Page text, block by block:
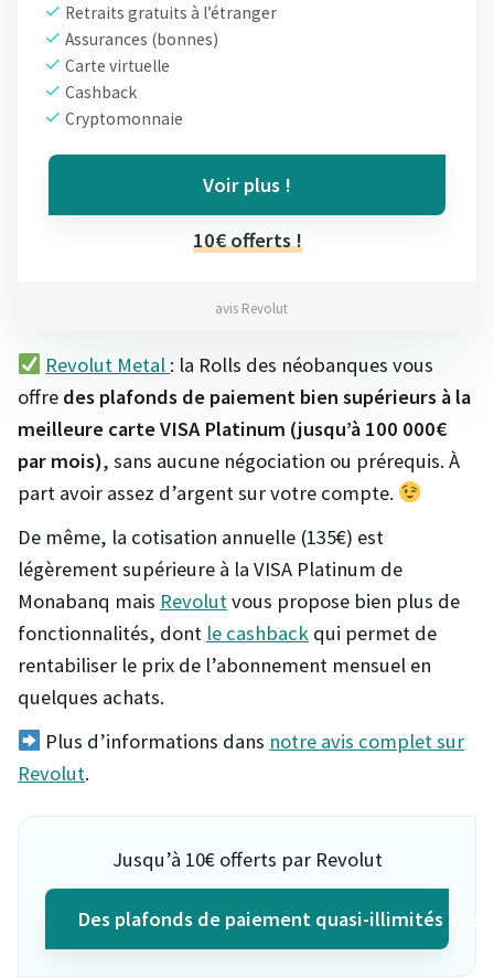
Retraits gratuits à l’étranger
Assurances (bonnes)
Carte virtuelle
Cashback
Cryptomonnaie
Voir plus !
10€ offerts !
avis Revolut
Revolut Metal : la Rolls des néobanques vous
offre des plafonds de paiement bien supérieurs à la
meilleure carte VISA Platinum (jusqu’à 100 000€
par mois), sans aucune négociation ou prérequis. À
part avoir assez d’argent sur votre compte.
De même, la cotisation annuelle (135€) est
légèrement supérieure à la VISA Platinum de
Monabanq mais Revolutvous propose bien plus de
fonctionnalités, dont le cashback qui permet de
rentabiliser le prix de l’abonnement mensuel en
quelques achats.
Plus d’informations dans notre avis complet sur
Revolut.
Jusqu’à 10€ offerts par Revolut
Des plafonds de paiement quasi-illimités